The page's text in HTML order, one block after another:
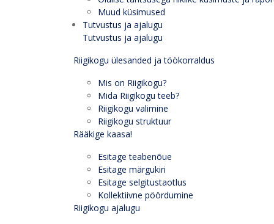
Muud küsimused
Tutvustus ja ajalugu
Tutvustus ja ajalugu
Riigikogu ülesanded ja töökorraldus
Mis on Riigikogu?
Mida Riigikogu teeb?
Riigikogu valimine
Riigikogu struktuur
Rääkige kaasa!
Esitage teabenõue
Esitage märgukiri
Esitage selgitustaotlus
Kollektiivne pöördumine
Riigikogu ajalugu